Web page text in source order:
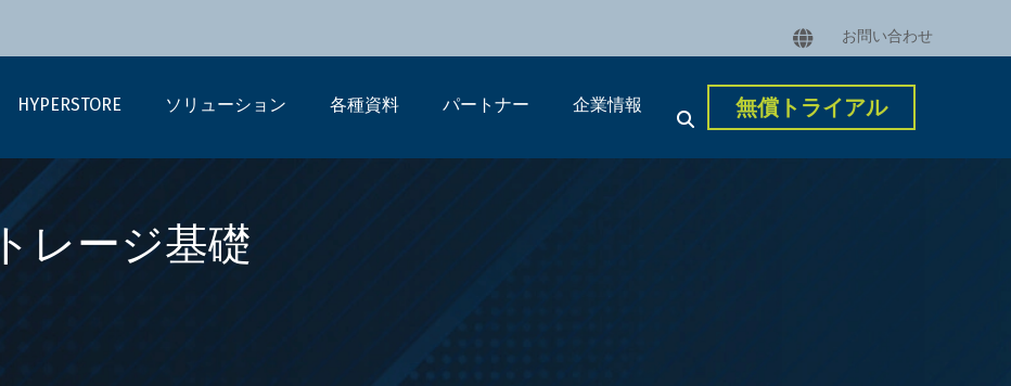
お問い合わせ
HYPERSTORE ソリューション 各種資料 パートナー 企業情報 無償トライアル
レージ基礎